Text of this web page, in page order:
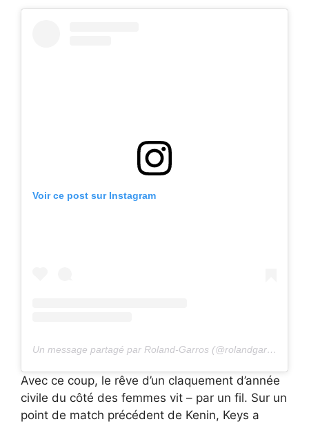
Voir ce post sur Instagram
Un message partagé par Roland-Garros (@rolandgarros)
Avec ce coup, le rêve d’un claquement d’année
civile du côté des femmes vit – par un fil. Sur un
point de match précédent de Kenin, Keys a